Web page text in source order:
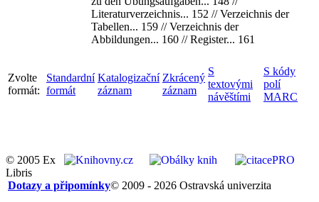
Literaturverzeichnis... 152 // Verzeichnis der
Tabellen... 159 // Verzeichnis der
Abbildungen... 160 // Register... 161
Zvolte
formát:
Standardní
formát
Katalogizační
záznam
Zkrácený
záznam
S
textovými
návěštími
S kódy
polí
MARC
© 2005 Ex
Libris
© 2009 - 2026 Ostravská univerzita
Dotazy a připomínky